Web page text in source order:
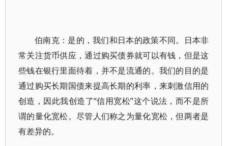
伯南克：是的，我们和日本的政策不同。日本非
常关注货币供应，通过购买债券就可以有钱，但是这
些钱在银行里面待着，并不是流通的。我们的目的是
通过购买长期国债来提高长期的利率，来刺激信用的
创造，因此我创造了“信用宽松”这个说法，而不是所
谓的量化宽松。尽管人们称之为量化宽松，但两者是
有差异的。